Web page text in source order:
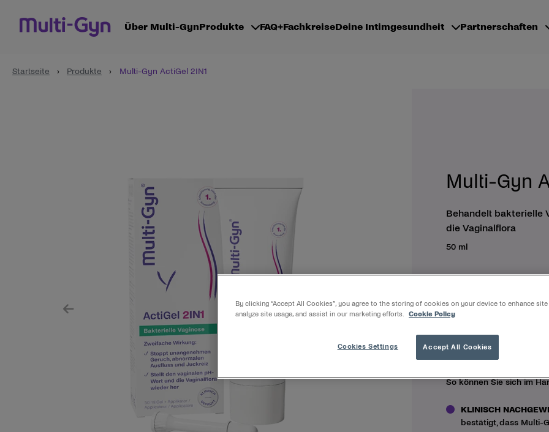
Über Multi-GynProdukte FAQ+FachkreiseDeine Intimgesundheit Partnerschaften
Startseite › Produkte › Multi-Gyn ActiGel 2IN1
Multi-Gyn
Behandelt bakterielle
die Vaginalflora
50 ml
Unangenehmer Geruch,
Das könnte eine
und stellt den pH-Wert
So können Sie sich im
KLINISCH
bestätigt, dass Multi-
By clicking “Accept All Cookies”, you agree to the storing of cookies on your device to enhance site
analyze site usage, and assist in our marketing efforts.
Cookie Policy
Accept All Cookies
Cookies Settings